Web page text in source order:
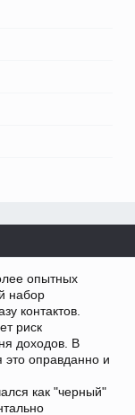
опытных
набор
контактов.
риск
доходов. В
это оправданно и
как "черный"